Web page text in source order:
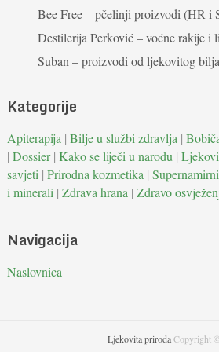
Bee Free – pčelinji proizvodi (HR i
Destilerija Perković – voćne rakije i
Suban – proizvodi od ljekovitog bilja
Kategorije
Apiterapija | Bilje u službi zdravlja |
| Dossier| Kako se liječi u narodu |
savjeti | Prirodna kozmetika |
i minerali | Zdrava hrana | Zdravo
Navigacija
Naslovnica
Ljekovita prirodaCopyright